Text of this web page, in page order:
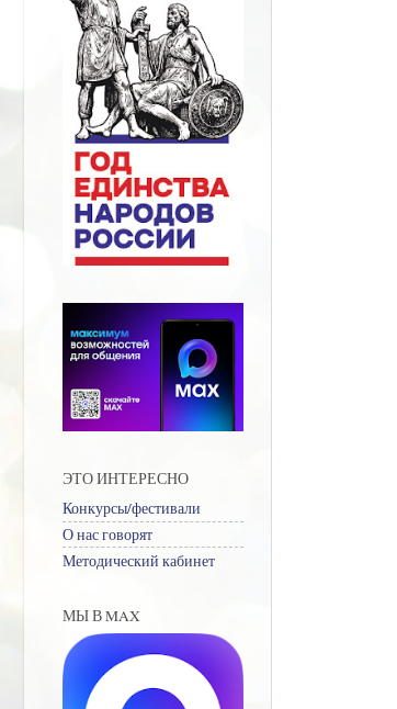
ЭТО ИНТЕРЕСНО
Конкурсы/фестивали
О нас говорят
Методический кабинет
МЫ В MAX